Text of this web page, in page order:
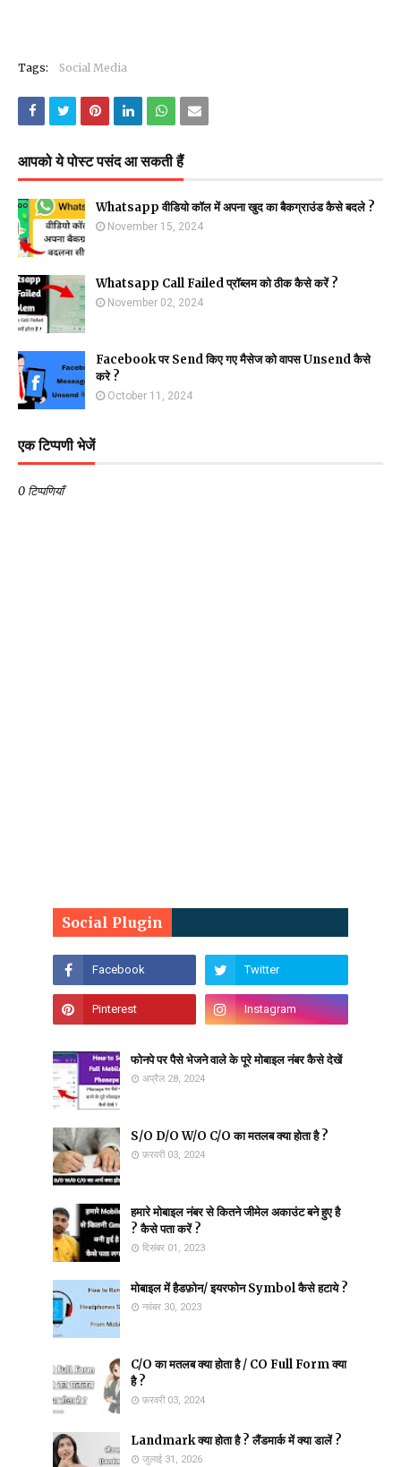
Tags: Social Media
आपको ये पोस्ट पसंद आ सकती हैं
Whatsapp वीडियो कॉल में अपना खुद का बैकग्राउंड कैसे बदले ?
November 15, 2024
Whatsapp Call Failed प्रॉब्लम को ठीक कैसे करें ?
November 02, 2024
Facebook पर Send किए गए मैसेज को वापस Unsend कैसे
करे ?
October 11, 2024
एक टिप्पणी भेजें
0 टिप्पणियाँ
Social Plugin
फोनपे पर पैसे भेजने वाले के पूरे मोबाइल नंबर कैसे देखें
अप्रैल 28, 2024
S/O D/O W/O C/O का मतलब क्या होता है ?
फ़रवरी 03, 2024
हमारे मोबाइल नंबर से कितने जीमेल अकाउंट बने हुए है
? कैसे पता करें ?
दिसंबर 01, 2023
मोबाइल में हैडफ़ोन/ इयरफोन Symbol कैसे हटाये ?
नवंबर 30, 2023
C/O का मतलब क्या होता है / CO Full Form क्या
है ?
फ़रवरी 03, 2024
Landmark क्या होता है ? लैंडमार्क में क्या डालें ?
जुलाई 31, 2026